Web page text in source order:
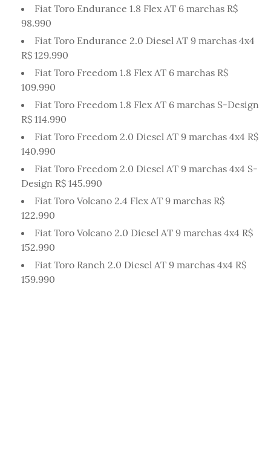
Fiat Toro Endurance 1.8 Flex AT 6 marchas R$
98.990
Fiat Toro Endurance 2.0 Diesel AT 9 marchas 4x4
R$ 129.990
Fiat Toro Freedom 1.8 Flex AT 6 marchas R$
109.990
Fiat Toro Freedom 1.8 Flex AT 6 marchas S-Design
R$ 114.990
Fiat Toro Freedom 2.0 Diesel AT 9 marchas 4x4 R$
140.990
Fiat Toro Freedom 2.0 Diesel AT 9 marchas 4x4 S-
Design R$ 145.990
Fiat Toro Volcano 2.4 Flex AT 9 marchas R$
122.990
Fiat Toro Volcano 2.0 Diesel AT 9 marchas 4x4 R$
152.990
Fiat Toro Ranch 2.0 Diesel AT 9 marchas 4x4 R$
159.990